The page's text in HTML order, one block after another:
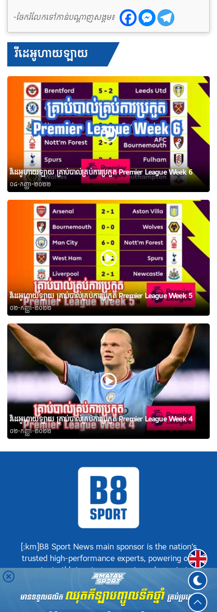
-ចែករំលែកទៅកាន់បណ្តាញសង្គម៖
វីដេអូហាយឡាយ
វីដេអូហាយឡាយ គ្រាប់បាល់គ្រប់ការប្រកួត Premier League Week 6
០៨-កញ្ញា-២០២២
វីដេអូហាយឡាយ គ្រាប់បាល់គ្រប់ការប្រកួត Premier League Week 5
០២-កញ្ញា-២០២២
វីដេអូហាយឡាយ គ្រាប់បាល់គ្រប់ការប្រកួត Premier League Week 4
០២-កញ្ញា-២០២២
[:km]B8 Sport News main sponsor is the nation’s
trusted high-performance experts, powering our
greatest athletes, teams, sports and events to
achieve positive success.[:]